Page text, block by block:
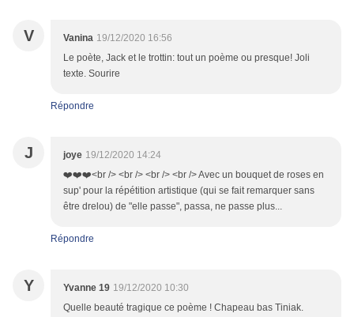
V Vanina 19/12/2020 16:56
Le poète, Jack et le trottin: tout un poème ou presque! Joli
texte. Sourire
Répondre
J joye 19/12/2020 14:24
❤️❤️❤️<br /> <br /> <br /> <br /> Avec un bouquet de roses en
sup' pour la répétition artistique (qui se fait remarquer sans
être drelou) de "elle passe", passa, ne passe plus...
Répondre
Y Yvanne 19 19/12/2020 10:30
Quelle beauté tragique ce poème ! Chapeau bas Tiniak.